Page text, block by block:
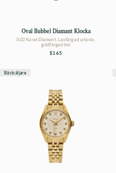
Oval Bubbel Diamant Klocka
0.02 Karat Diamant, Laxfärgad urtavla,
guldfärgad ton
$165
Bästsäljare